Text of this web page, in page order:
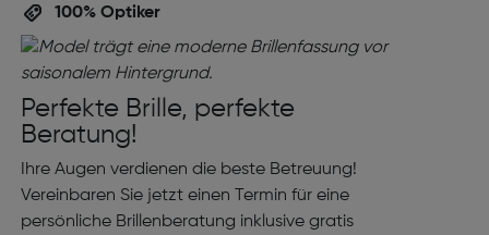
100% Optiker
Perfekte Brille, perfekte
Beratung!
Ihre Augen verdienen die beste Betreuung!
Vereinbaren Sie jetzt einen Termin für eine
persönliche Brillenberatung inklusive gratis